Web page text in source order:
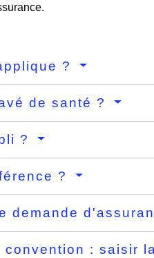
?
de santé ?
?
?
demande
: saisir